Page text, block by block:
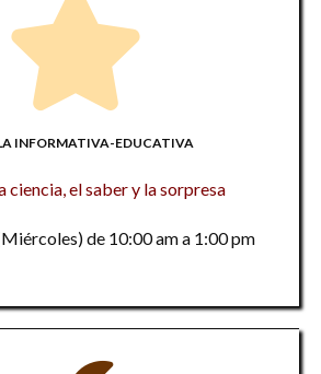
INFORMATIVA-EDUCATIVA
ciencia, el saber y la sorpresa
de 10:00 am a 1:00 pm